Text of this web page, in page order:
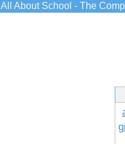
All About School - The